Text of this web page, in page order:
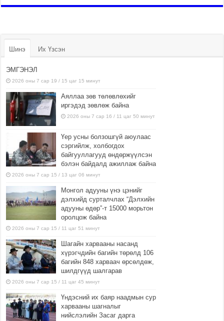
Шинэ Их Үзсэн
ЭМГЭНЭЛ
2026 оны 7 сар 19 / 15 цаг 15 минут
Аяллаа зөв төлөвлөхийг
иргэдэд зөвлөж байна
2026 оны 7 сар 16 / 11 цаг 50 минут
Үер усны болзошгүй аюулаас
сэргийлж, холбогдох
байгууллагууд өндөржүүлсэн
бэлэн байдалд ажиллаж байна
2026 оны 7 сар 15 / 13 цаг 06 минут
Монгол адууны үнэ цэнийг
дэлхийд сурталчлах “Дэлхийн
адууны өдөр”-т 15000 морьтон
оролцож байна
2026 оны 7 сар 15 / 11 цаг 51 минут
Шагайн харвааны насанд
хүрэгчдийн багийн төрөлд 106
багийн 848 харваач өрсөлдөж,
шилдгүүд шалгарав
2026 оны 7 сар 15 / 11 цаг 45 минут
Үндэсний их баяр наадмын сур
харвааны шагналыг
нийслэлийн Засаг дарга